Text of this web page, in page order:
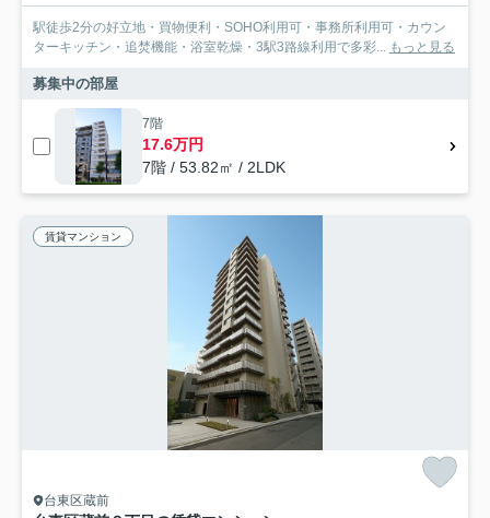
駅徒歩2分の好立地・買物便利・SOHO利用可・事務所利用可・カウン
ターキッチン・追焚機能・浴室乾燥・3駅3路線利用で多彩... もっと見る
募集中の部屋
7階
17.6万円
7階 / 53.82㎡ / 2LDK
賃貸マンション
台東区蔵前